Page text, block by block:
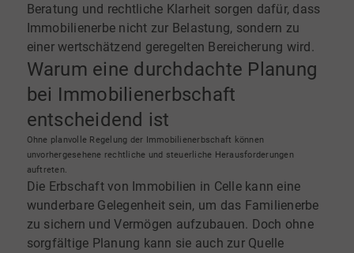
Beratung und rechtliche Klarheit sorgen dafür, dass
Immobilienerbe nicht zur Belastung, sondern zu
einer wertschätzend geregelten Bereicherung wird.
Warum eine durchdachte Planung
bei Immobilienerbschaft
entscheidend ist
Ohne planvolle Regelung der Immobilienerbschaft können
unvorhergesehene rechtliche und steuerliche Herausforderungen
auftreten.
Die Erbschaft von Immobilien in Celle kann eine
wunderbare Gelegenheit sein, um das Familienerbe
zu sichern und Vermögen aufzubauen. Doch ohne
sorgfältige Planung kann sie auch zur Quelle